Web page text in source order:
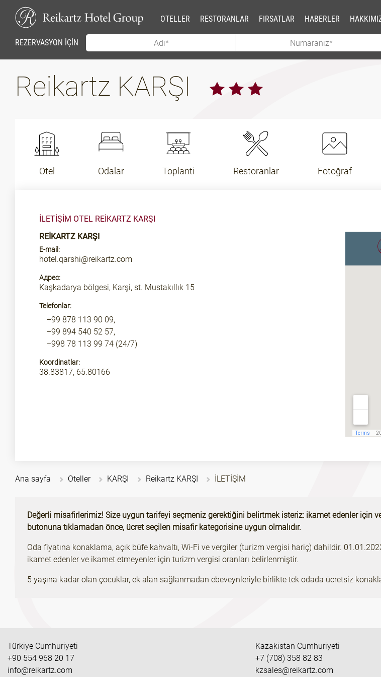
OTELLER RESTORANLAR FIRSATLAR HABERLER
REZERVASYON İÇİN
Reikartz KARŞI
Otel Odalar Toplanti Restoranlar Fotoğraf
İLETİŞİM OTEL REIKARTZ KARŞI
REIKARTZ KARŞI
E-mail:
hotel.qarshi@reikartz.com
Адрес:
Kaşkadarya bölgesi, Karşi, st. Mustakıllık 15
Telefonlar:
+99 878 113 90 09,
+99 894 540 52 57,
+998 78 113 99 74 (24/7)
Koordinatlar:
38.83817, 65.80166
Ana sayfa Oteller KARŞI Reikartz KARŞI İLETİŞİM
Değerli misafirlerimiz! Size uygun tarifeyi seçmeniz gerektiğini belirtmek isteriz: ikamet edenler için
butonuna tıklamadan önce, ücret seçilen misafir kategorisine uygun olmalıdır.
Oda fiyatına konaklama, açık büfe kahvaltı, Wi-Fi ve vergiler (turizm vergisi hariç) dahildir.
ikamet edenler ve ikamet etmeyenler için turizm vergisi oranları belirlenmiştir.
5 yaşına kadar olan çocuklar, ek alan sağlanmadan ebeveynleriyle birlikte tek odada ücretsiz
Türkiye Cumhuriyeti
+90 554 968 20 17
info@reikartz.com
Kazakistan Cumhuriyeti
+7 (708) 358 82 83
kzsales@reikartz.com